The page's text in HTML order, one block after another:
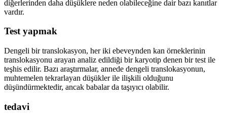
diğerlerinden daha düşüklere neden olabileceğine dair bazı kanıtlar
vardır.
Test yapmak
Dengeli bir translokasyon, her iki ebeveynden kan örneklerinin
translokasyonu arayan analiz edildiği bir karyotip denen bir test ile
teşhis edilir. Bazı araştırmalar, annede dengeli translokasyonun,
muhtemelen tekrarlayan düşükler ile ilişkili olduğunu
düşündürmektedir, ancak babalar da taşıyıcı olabilir.
tedavi